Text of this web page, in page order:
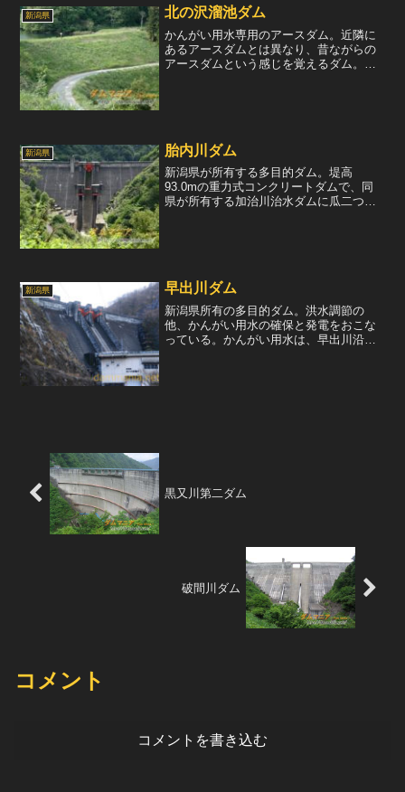
新潟県 北の沢溜池ダム
かんがい用水専用のアースダム。近隣に
あるアースダムとは異なり、昔ながらの
アースダムという感じを覚えるダム。堤
新潟県 胎内川ダム
新潟県が所有する多目的ダム。堤高
93.0mの重力式コンクリートダムで、同
県が所有する加治川治水ダムに瓜二つ
新潟県 早出川ダム
新潟県所有の多目的ダム。洪水調節の
他、かんがい用水の確保と発電をおこな
っている。かんがい用水は、早出川沿岸
黒又川第二ダム
破間川ダム
コメント
コメントを書き込む